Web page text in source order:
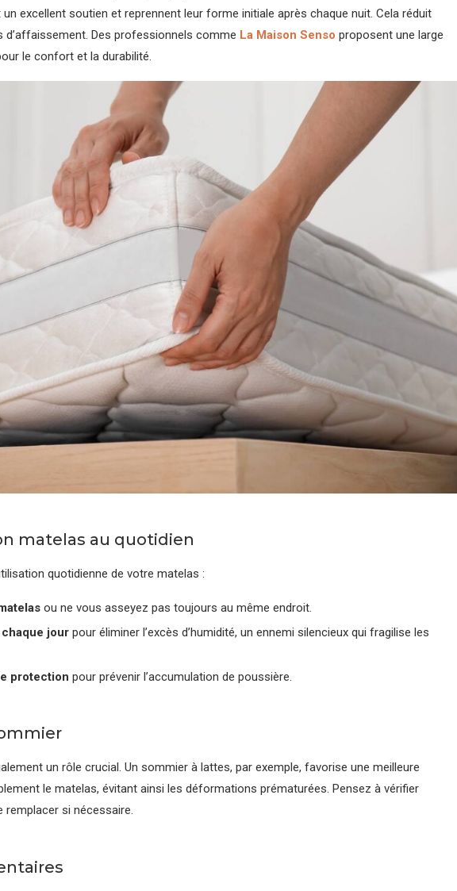
excellent soutien et reprennent leur forme initiale après chaque nuit. Cela réduit
d’affaissement. Des professionnels comme La Maison Senso proposent une large
le confort et la durabilité.
matelas au quotidien
quotidienne de votre matelas :
ou ne vous asseyez pas toujours au même endroit.
jour pour éliminer l’excès d’humidité, un ennemi silencieux qui fragilise les
protection pour prévenir l’accumulation de poussière.
un rôle crucial. Un sommier à lattes, par exemple, favorise une meilleure
le matelas, évitant ainsi les déformations prématurées. Pensez à vérifier
remplacer si nécessaire.